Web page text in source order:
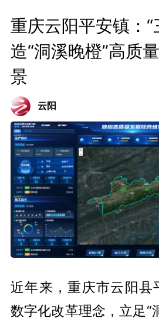
重庆云阳平安镇：“
造“洞溪晚橙”高质
景
云阳
近年来，重庆市云阳县
数字化改革理念，立足“